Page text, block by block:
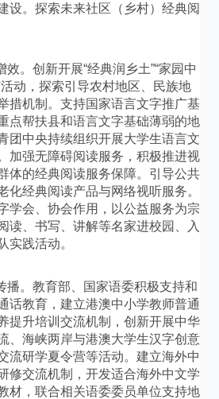
设。探索未来社区（乡村）经典阅
创新开展“经典润乡土”“家园中
动，探索引导农村地区、民族地
措机制。支持国家语言文字推广基
点帮扶县和语言文字基础薄弱的地
团中央持续组织开展大学生语言文
加强无障碍阅读服务，积极推进视
体的经典阅读服务保障。引导公共
化经典阅读产品与网络视听服务。
学会、协会作用，以公益服务为宗
读、书写、讲解等名家进校园、入
实践活动。
。教育部、国家语委积极支持和
话教育，建立港澳中小学教师普通
提升培训交流机制，创新开展中华
、海峡两岸与港澳大学生汉字创意
流研学夏令营等活动。建立海外中
修交流机制，开发适合海外中文学
材，联合相关语委委员单位支持地